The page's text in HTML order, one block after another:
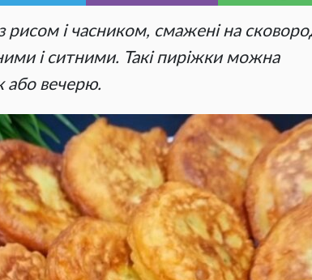
рисом і часником, смажені на
і ситними. Такі пиріжки можна
або вечерю.